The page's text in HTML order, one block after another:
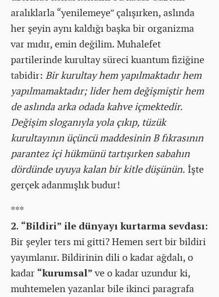
aralıklarla “yenilemeye” çalışırken, aslında
her şeyin aynı kaldığı başka bir organizma
var mıdır, emin değilim. Muhalefet
partilerinde kurultay süreci kuantum fiziğine
tabidir: Bir kurultay hem yapılmaktadır hem
yapılmamaktadır; lider hem değişmiştir hem
de aslında arka odada kahve içmektedir.
Değişim sloganıyla yola çıkıp, tüzük
kurultayının üçüncü maddesinin B fıkrasının
parantez içi hükmünü tartışırken sabahın
dördünde uyuya kalan bir kitle düşünün. İşte
gerçek adanmışlık budur!
***
2. “Bildiri” ile dünyayı kurtarma sevdası:
Bir şeyler ters mi gitti? Hemen sert bir bildiri
yayımlanır. Bildirinin dili o kadar ağdalı, o
kadar “kurumsal”ve o kadar uzundur ki,
muhtemelen yazanlar bile ikinci paragrafa